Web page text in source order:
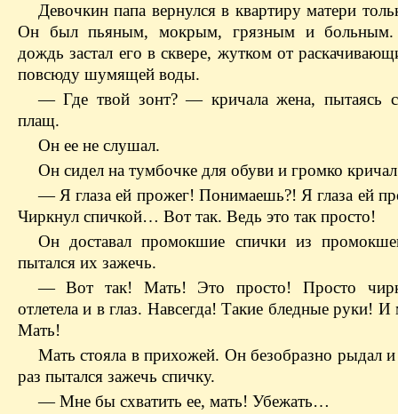
Девочкин папа вернулся в квартиру матери
Он был пьяным, мокрым, грязным и больным.
дождь застал его в сквере, жутком от
повсюду шумящей воды.
— Где твой зонт? — кричала жена, пытаясь
плащ.
Он ее не слушал.
Он сидел на тумбочке для обуви и громко
— Я глаза ей прожег! Понимаешь?! Я глаза ей
Чиркнул спичкой… Вот так. Ведь это так просто!
Он доставал промокшие спички из
пытался их зажечь.
— Вот так! Мать! Это просто! Просто
отлетела и в глаз. Навсегда! Такие бледные руки!
Мать!
Мать стояла в прихожей. Он безобразно рыдал
раз пытался зажечь спичку.
— Мне бы схватить ее, мать! Убежать…